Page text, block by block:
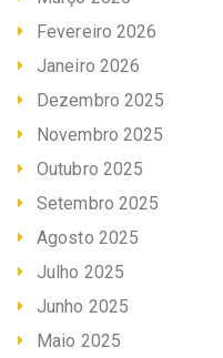
Fevereiro 2026
Janeiro 2026
Dezembro 2025
Novembro 2025
Outubro 2025
Setembro 2025
Agosto 2025
Julho 2025
Junho 2025
Maio 2025